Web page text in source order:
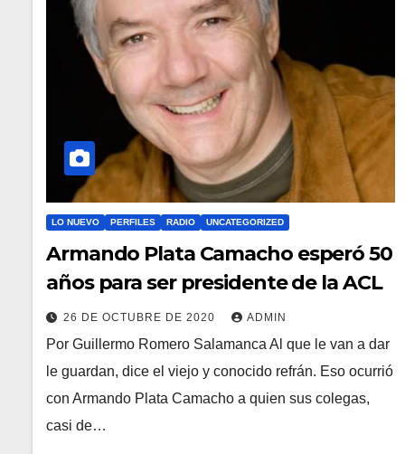
LO NUEVO PERFILES RADIO UNCATEGORIZED
Armando Plata Camacho esperó 50
años para ser presidente de la ACL
26 DE OCTUBRE DE 2020 ADMIN
Por Guillermo Romero Salamanca Al que le van a dar
le guardan, dice el viejo y conocido refrán. Eso ocurrió
con Armando Plata Camacho a quien sus colegas,
casi de…